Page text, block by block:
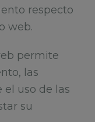
respecto
web.
permite
las
el uso de las
su